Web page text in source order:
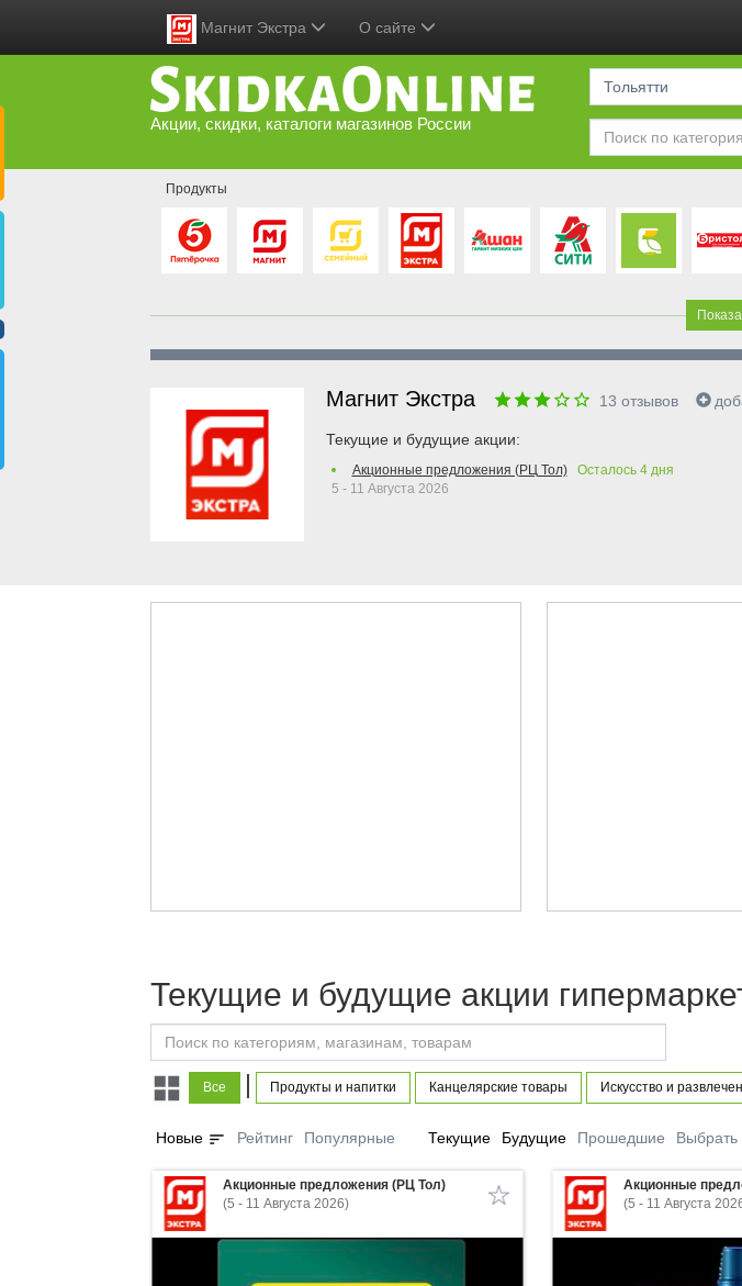
Магнит Экстра О сайте
Акции, скидки, каталоги магазинов России
Тольятти
Продукты
Магнит Экстра 13 отзывов
Текущие и будущие акции:
Акционные предложения (РЦ Тол) Осталось 4дня
5 - 11 Августа 2026
Текущие и будущие акции
Все | Продукты и напитки Канцелярские товары Искусство и
Новые sort Рейтинг Популярные Текущие Будущие Прошедшие Выбрать
Акционные предложения (РЦ Тол)
(5 - 11 Августа 2026)
Акционные
(5 - 11 Августа